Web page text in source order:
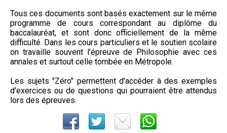
Tous ces documents sont basés exactement sur le même
programme de cours correspondant au diplôme du
baccalauréat, et sont donc officiellement de la même
difficulté. Dans les cours particuliers et le soutien scolaire
on travaille souvent l'épreuve de Philosophie avec ces
annales et surtout celle tombée en Métropole.
Les sujets "Zéro" permettent d'accéder à des exemples
d'exercices ou de questions qui pourraient être attendus
lors des épreuves.